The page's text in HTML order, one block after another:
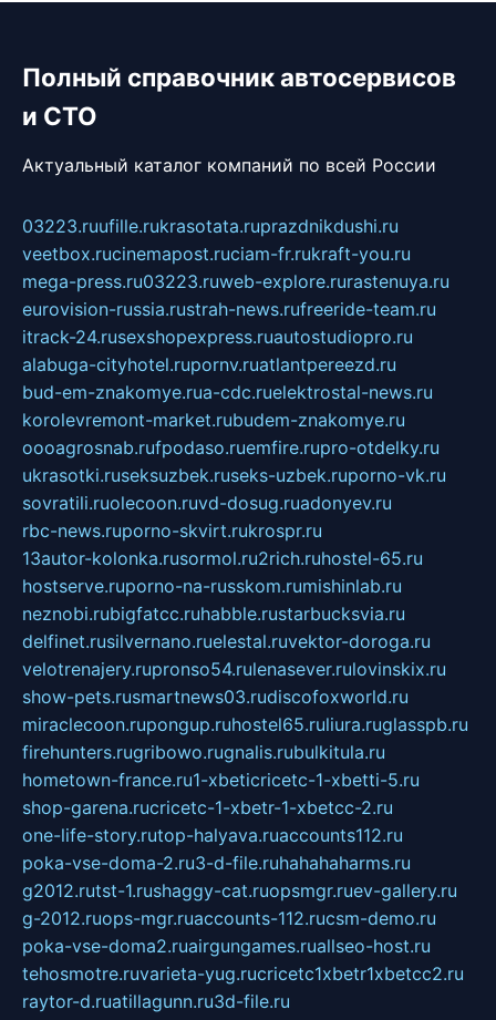
Полный справочник автосервисов
и СТО
Актуальный каталог компаний по всей России
03223.ruufille.rukrasotata.ruprazdnikdushi.ru
veetbox.rucinemapost.ruciam-fr.rukraft-you.ru
mega-press.ru03223.ruweb-explore.rurastenuya.ru
eurovision-russia.rustrah-news.rufreeride-team.ru
itrack-24.rusexshopexpress.ruautostudiopro.ru
alabuga-cityhotel.rupornv.ruatlantpereezd.ru
bud-em-znakomye.rua-cdc.ruelektrostal-news.ru
korolevremont-market.rubudem-znakomye.ru
oooagrosnab.rufpodaso.ruemfire.rupro-otdelky.ru
ukrasotki.ruseksuzbek.ruseks-uzbek.ruporno-vk.ru
sovratili.ruolecoon.ruvd-dosug.ruadonyev.ru
rbc-news.ruporno-skvirt.rukrospr.ru
13autor-kolonka.rusormol.ru2rich.ruhostel-65.ru
hostserve.ruporno-na-russkom.rumishinlab.ru
neznobi.rubigfatcc.ruhabble.rustarbucksvia.ru
delfinet.rusilvernano.ruelestal.ruvektor-doroga.ru
velotrenajery.rupronso54.rulenasever.rulovinskix.ru
show-pets.rusmartnews03.rudiscofoxworld.ru
miraclecoon.rupongup.ruhostel65.ruliura.ruglasspb.ru
firehunters.rugribowo.rugnalis.rubulkitula.ru
hometown-france.ru1-xbeticricetc-1-xbetti-5.ru
shop-garena.rucricetc-1-xbetr-1-xbetcc-2.ru
one-life-story.rutop-halyava.ruaccounts112.ru
poka-vse-doma-2.ru3-d-file.ruhahahaharms.ru
g2012.rutst-1.rushaggy-cat.ruopsmgr.ruev-gallery.ru
g-2012.ruops-mgr.ruaccounts-112.rucsm-demo.ru
poka-vse-doma2.ruairgungames.ruallseo-host.ru
tehosmotre.ruvarieta-yug.rucricetc1xbetr1xbetcc2.ru
raytor-d.ruatillagunn.ru3d-file.ru